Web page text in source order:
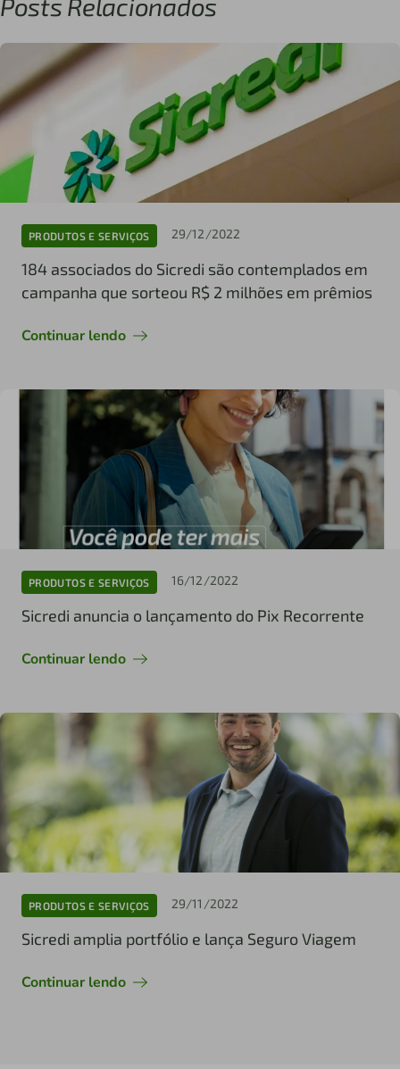
Posts Relacionados
PRODUTOS E SERVIÇOS 29/12/2022
184 associados do Sicredi são contemplados em
campanha que sorteou R$ 2 milhões em prêmios
Continuar lendo
PRODUTOS E SERVIÇOS 16/12/2022
Sicredi anuncia o lançamento do Pix Recorrente
Continuar lendo
PRODUTOS E SERVIÇOS 29/11/2022
Sicredi amplia portfólio e lança Seguro Viagem
Continuar lendo